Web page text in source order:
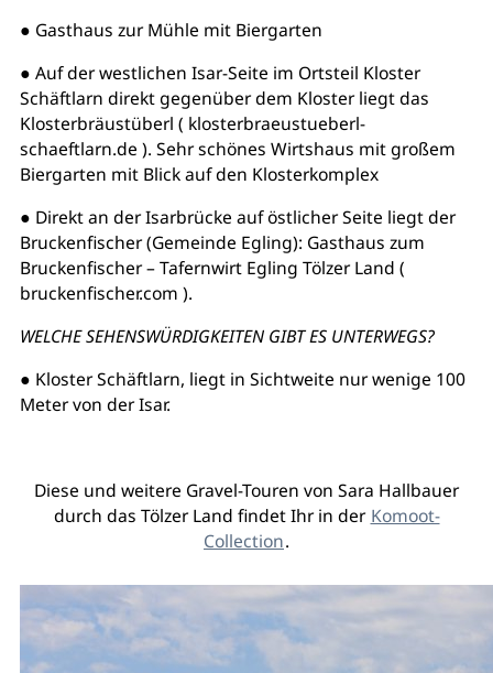
● Gasthaus zur Mühle mit Biergarten
● Auf der westlichen Isar-Seite im Ortsteil Kloster
Schäftlarn direkt gegenüber dem Kloster liegt das
Klosterbräustüberl ( klosterbraeustueberl-
schaeftlarn.de ). Sehr schönes Wirtshaus mit großem
Biergarten mit Blick auf den Klosterkomplex
● Direkt an der Isarbrücke auf östlicher Seite liegt der
Bruckenfischer (Gemeinde Egling): Gasthaus zum
Bruckenfischer – Tafernwirt Egling Tölzer Land (
bruckenfischer.com ).
WELCHE SEHENSWÜRDIGKEITEN GIBT ES UNTERWEGS?
● Kloster Schäftlarn, liegt in Sichtweite nur wenige 100
Meter von der Isar.
Diese und weitere Gravel-Touren von Sara Hallbauer
durch das Tölzer Land findet Ihr in der Komoot-
Collection.